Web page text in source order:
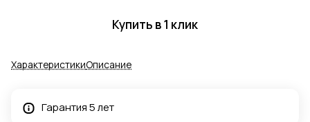
Купить в 1 клик
ХарактеристикиОписание
Гарантия 5 лет